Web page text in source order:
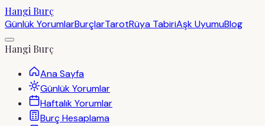
Hangi Burç
Günlük YorumlarBurçlarTarotRüya TabiriAşk UyumuBlog
Hangi Burç
Ana Sayfa
Günlük Yorumlar
Haftalık Yorumlar
Burç Hesaplama